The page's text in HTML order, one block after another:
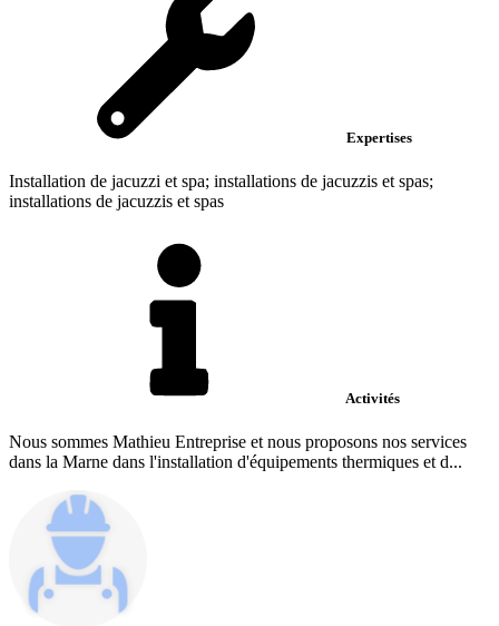
Expertises
Installation de jacuzzi et spa; installations de jacuzzis et spas;
installations de jacuzzis et spas
Activités
Nous sommes Mathieu Entreprise et nous proposons nos services
dans la Marne dans l'installation d'équipements thermiques et d...